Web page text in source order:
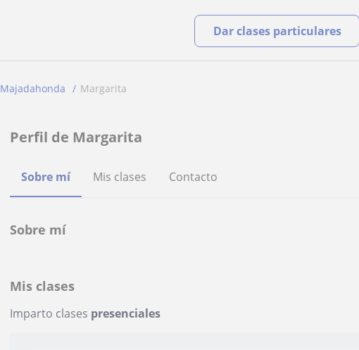
Dar clases particulares
Majadahonda Margarita
Perfil de Margarita
Sobre mí Mis clases Contacto
Sobre mí
Mis clases
Imparto clases presenciales